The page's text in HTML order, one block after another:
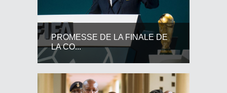
PROMESSE DE LA FINALE DE
LA CO...